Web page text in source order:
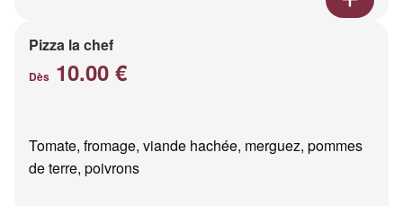
Pizza la chef
Dès 10.00 €
Tomate, fromage, viande hachée, merguez, pommes
de terre, poivrons